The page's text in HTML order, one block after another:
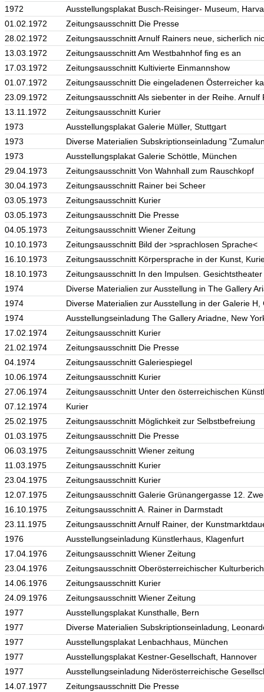
1972
Ausstellungsplakat Busch-Reisinger- Museum,
01.02.1972
Zeitungsausschnitt Die Presse
28.02.1972
Zeitungsausschnitt Arnulf Rainers neue, sicherlich
13.03.1972
Zeitungsausschnitt Am Westbahnhof fing es an
17.03.1972
Zeitungsausschnitt Kultivierte Einmannshow
01.07.1972
Zeitungsausschnitt Die eingeladenen Österreicher
23.09.1972
Zeitungsausschnitt Als siebenter in der Reihe.
13.11.1972
Zeitungsausschnitt Kurier
1973
Ausstellungsplakat Galerie Müller, Stuttgart
1973
Diverse Materialien Subskriptionseinladung
1973
Ausstellungsplakat Galerie Schöttle, München
29.04.1973
Zeitungsausschnitt Von Wahnhall zum Rauschkopf
30.04.1973
Zeitungsausschnitt Rainer bei Scheer
03.05.1973
Zeitungsausschnitt Kurier
03.05.1973
Zeitungsausschnitt Die Presse
04.05.1973
Zeitungsausschnitt Wiener Zeitung
10.10.1973
Zeitungsausschnitt Bild der >sprachlosen Sprache<
16.10.1973
Zeitungsausschnitt Körpersprache in der Kunst,
18.10.1973
Zeitungsausschnitt In den Impulsen. Gesichtstheater
1974
Diverse Materialien zur Ausstellung in The Gallery
1974
Diverse Materialien zur Ausstellung in der Galerie H,
1974
Ausstellungseinladung The Gallery Ariadne, New
17.02.1974
Zeitungsausschnitt Kurier
21.02.1974
Zeitungsausschnitt Die Presse
04.1974
Zeitungsausschnitt Galeriespiegel
10.06.1974
Zeitungsausschnitt Kurier
27.06.1974
Zeitungsausschnitt Unter den österreichischen
07.12.1974
Kurier
25.02.1975
Zeitungsausschnitt Möglichkeit zur Selbstbefreiung
01.03.1975
Zeitungsausschnitt Die Presse
06.03.1975
Zeitungsausschnitt Wiener zeitung
11.03.1975
Zeitungsausschnitt Kurier
23.04.1975
Zeitungsausschnitt Kurier
12.07.1975
Zeitungsausschnitt Galerie Grünangergasse 12.
16.10.1975
Zeitungsausschnitt A. Rainer in Darmstadt
23.11.1975
Zeitungsausschnitt Arnulf Rainer, der
1976
Ausstellungseinladung Künstlerhaus, Klagenfurt
17.04.1976
Zeitungsausschnitt Wiener Zeitung
23.04.1976
Zeitungsausschnitt Oberösterreichischer
14.06.1976
Zeitungsausschnitt Kurier
24.09.1976
Zeitungsausschnitt Wiener Zeitung
1977
Ausstellungsplakat Kunsthalle, Bern
1977
Diverse Materialien Subskriptionseinladung,
1977
Ausstellungsplakat Lenbachhaus, München
1977
Ausstellungsplakat Kestner-Gesellschaft, Hannover
1977
Ausstellungseinladung Niderösterreichische
14.07.1977
Zeitungsausschnitt Die Presse